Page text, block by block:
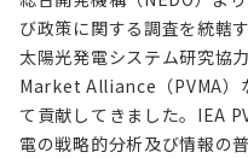
び政策に関する調査を統轄
太陽光発電システム研究協
Market Alliance（PVMA）
て貢献してきました。IEA
電の戦略的分析及び情報の